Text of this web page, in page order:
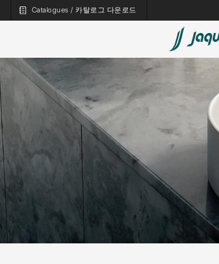
Catalogues / 카탈로그 다운로드